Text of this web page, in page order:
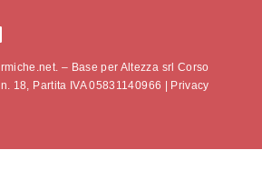
– Base per Altezza srl Corso
18, Partita IVA 05831140966 |
Privacy